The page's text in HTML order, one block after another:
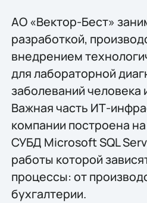
АО «‎Вектор-Бест»
разработкой,
внедрением
для лабораторной
заболеваний человека
Важная часть ИТ-
компании построена на
СУБД Microsoft SQL
работы которой
процессы: от
бухгалтерии.